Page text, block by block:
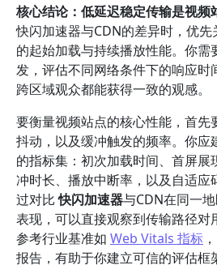
核心结论：低延迟稳定传输是视频
快闪加速器与CDN的差异时，优
的起始加载与持续播放性能。你需
发，评估不同网络条件下的响应时
跨区域观众都能获得一致的观感。
要衡量视频站点的核心性能，首先
抖动，以及缓冲触发的频率。你应
的指标集：初次加载时间、首屏展
冲时长、播放中断率，以及自适应
过对比快闪加速器与CDN在同一
表现，可以直接观察到传输路径对
参考行业基准如 Web Vitals 指标
报告，有助于你建立可信的评估框